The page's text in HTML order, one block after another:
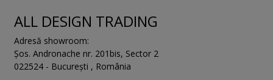
ALL DESIGN TRADING
Adresă showroom:
Șos. Andronache nr. 201bis, Sector 2
022524 - București , România